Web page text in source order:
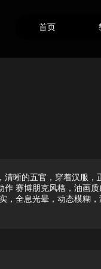
首页
清晰的五官，穿着汉服，
作 赛博朋克风格，油画
，全息光晕，动态模糊，